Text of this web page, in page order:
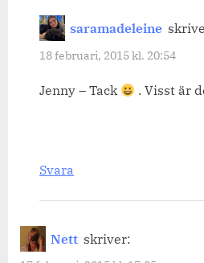
saramadeleine
18 februari, 2015 kl. 20:54
Jenny – Tack . Visst är
Svara
Nett skriver: